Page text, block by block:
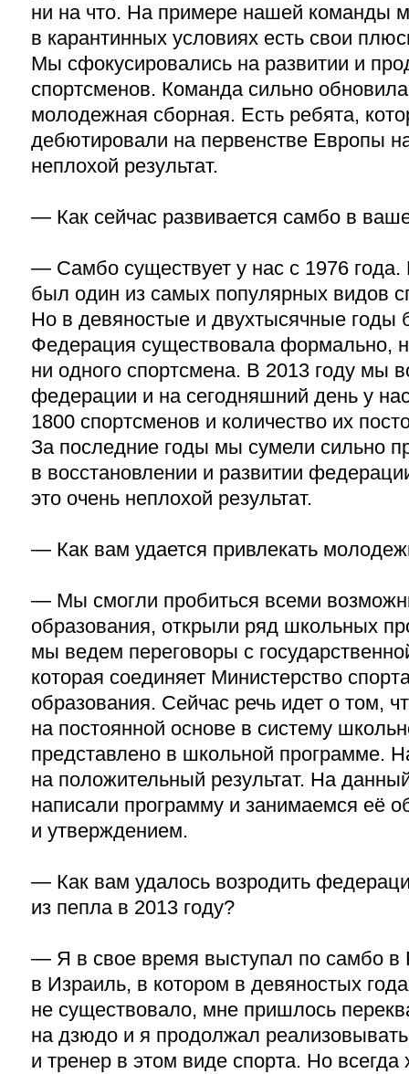
ни на что. На примере нашей команды
в карантинных условиях есть свои
Мы сфокусировались на развитии и
спортсменов. Команда сильно
молодежная сборная. Есть ребята,
дебютировали на первенстве Европы
неплохой результат.
— Как сейчас развивается самбо в
— Самбо существует у нас с 1976 года.
был один из самых популярных видов
Но в девяностые и двухтысячные годы
Федерация существовала формально,
ни одного спортсмена. В 2013 году мы
федерации и на сегодняшний день у
1800 спортсменов и количество их
За последние годы мы сумели сильно
в восстановлении и развитии
это очень неплохой результат.
— Как вам удается привлекать
— Мы смогли пробиться всеми
образования, открыли ряд школьных
мы ведем переговоры с
которая соединяет Министерство
образования. Сейчас речь идет о том,
на постоянной основе в систему
представлено в школьной программе.
на положительный результат. На
написали программу и занимаемся её
и утверждением.
— Как вам удалось возродить
из пепла в 2013 году?
— Я в свое время выступал по самбо в
в Израиль, в котором в девяностых
не существовало, мне пришлось
на дзюдо и я продолжал
и тренер в этом виде спорта. Но всегда